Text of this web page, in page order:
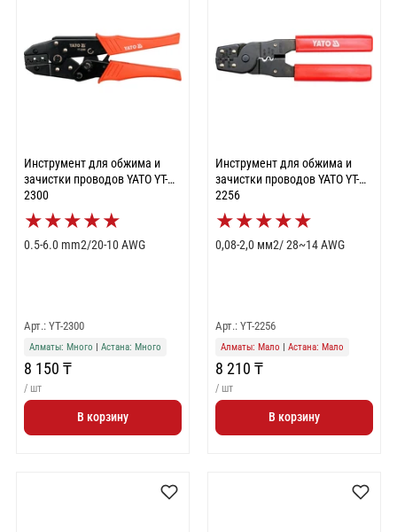
Инструмент для обжима и
зачистки проводов YATO YT-
2300
★★★★★
0.5-6.0 mm2/20-10 AWG
Арт.: YT-2300
Алматы: Много | Астана: Много
8 150 ₸
/ шт
В корзину
Инструмент для обжима и
зачистки проводов YATO YT-
2256
★★★★★
0,08-2,0 мм2/ 28~14 AWG
Арт.: YT-2256
Алматы: Мало | Астана: Мало
8 210 ₸
/ шт
В корзину